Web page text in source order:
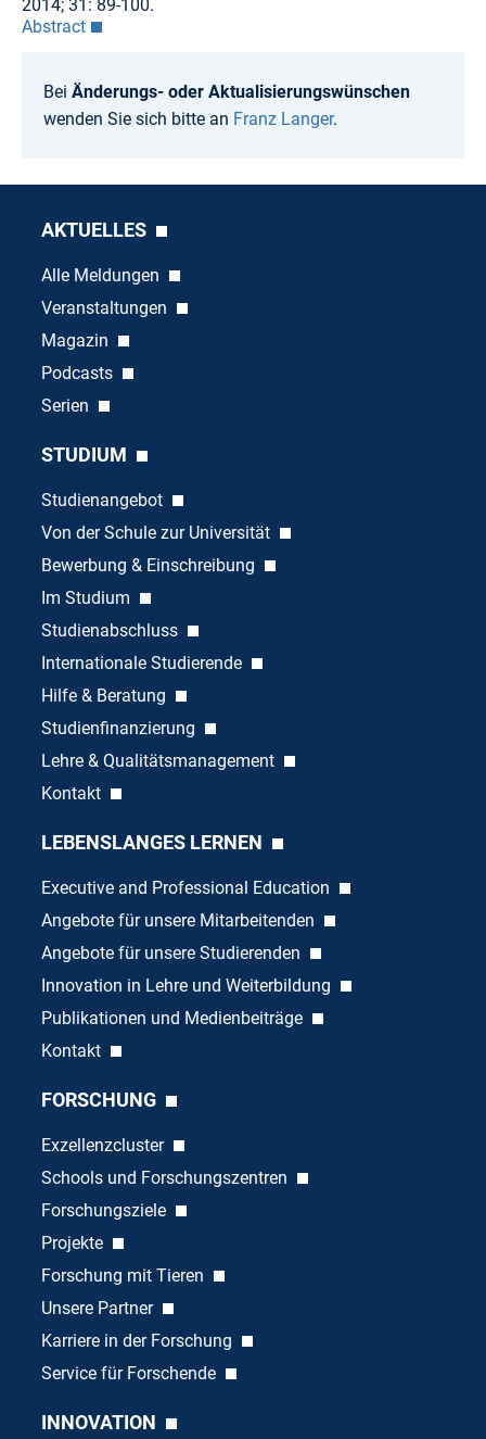
2014; 31: 89-100.
Abstract
Bei Änderungs- oder Aktualisierungswünschen
wenden Sie sich bitte an Franz Langer.
AKTUELLES
Alle Meldungen
Veranstaltungen
Magazin
Podcasts
Serien
STUDIUM
Studienangebot
Von der Schule zur Universität
Bewerbung & Einschreibung
Im Studium
Studienabschluss
Internationale Studierende
Hilfe & Beratung
Studienfinanzierung
Lehre & Qualitätsmanagement
Kontakt
LEBENSLANGES LERNEN
Executive and Professional Education
Angebote für unsere Mitarbeitenden
Angebote für unsere Studierenden
Innovation in Lehre und Weiterbildung
Publikationen und Medienbeiträge
Kontakt
FORSCHUNG
Exzellenzcluster
Schools und Forschungszentren
Forschungsziele
Projekte
Forschung mit Tieren
Unsere Partner
Karriere in der Forschung
Service für Forschende
INNOVATION